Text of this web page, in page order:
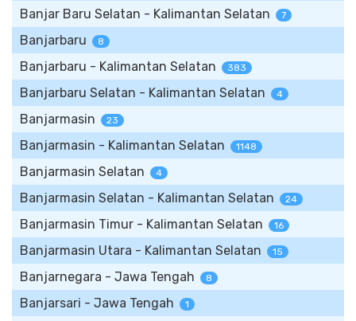
Banjar Baru Selatan - Kalimantan Selatan 7
Banjarbaru 8
Banjarbaru - Kalimantan Selatan 383
Banjarbaru Selatan - Kalimantan Selatan 4
Banjarmasin 23
Banjarmasin - Kalimantan Selatan 1148
Banjarmasin Selatan 4
Banjarmasin Selatan - Kalimantan Selatan 24
Banjarmasin Timur - Kalimantan Selatan 16
Banjarmasin Utara - Kalimantan Selatan 15
Banjarnegara - Jawa Tengah 8
Banjarsari - Jawa Tengah 1